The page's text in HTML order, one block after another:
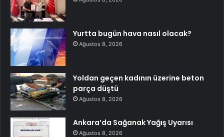
Yurtta bugün hava nasıl olacak?
Ağustos 8, 2026
Yoldan geçen kadının üzerine beton
parça düştü
Ağustos 8, 2026
Ankara’da Sağanak Yağış Uyarısı
Ağustos 8, 2026